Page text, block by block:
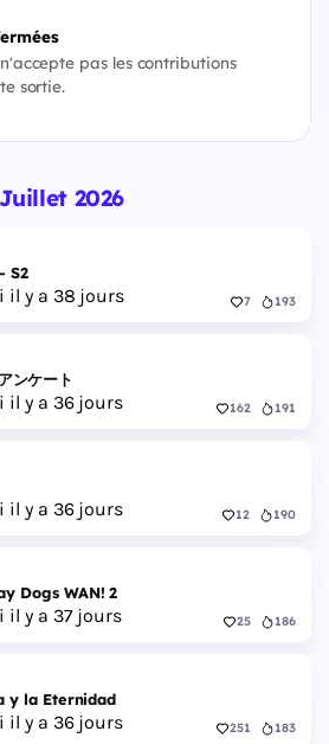
pas les contributions
sortie.
Juillet 2026
S2
il y a 38 jours 7 193
ンケート
il y a 36 jours 162 191
il y a 36 jours 12 190
Dogs WAN! 2
il y a 37 jours 25 186
y la Eternidad
il y a 36 jours 251 183